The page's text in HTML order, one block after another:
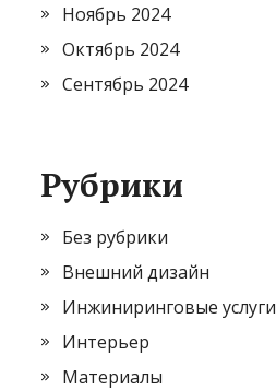
Ноябрь 2024
Октябрь 2024
Сентябрь 2024
Рубрики
Без рубрики
Внешний дизайн
Инжиниринговые услуги
Интерьер
Материалы